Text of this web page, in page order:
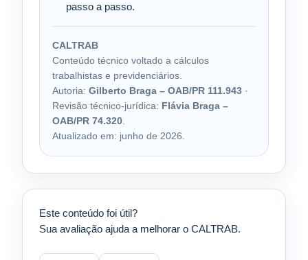
passo a passo.
CALTRAB
Conteúdo técnico voltado a cálculos
trabalhistas e previdenciários.
Autoria:Gilberto Braga – OAB/PR 111.943 ·
Revisão técnico-jurídica: Flávia Braga –
OAB/PR 74.320
Atualizado em: junho de 2026.
Este conteúdo foi útil?
Sua avaliação ajuda a melhorar o CALTRAB.